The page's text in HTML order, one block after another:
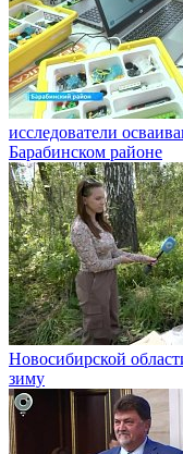
исследователи
Барабинском районе
Новосибирской
зиму